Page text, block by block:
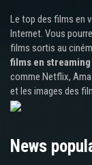
Le top des films en
Internet. Vous
films sortis au
films en streaming
comme Netflix,
et les images des
News